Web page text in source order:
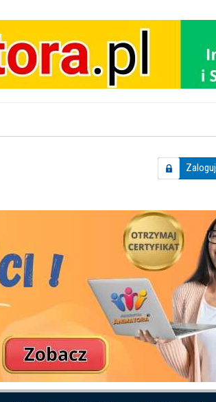
Zaloguj